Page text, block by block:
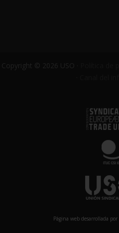
Copyright © 2026 USO ·
Página web desarrollada por